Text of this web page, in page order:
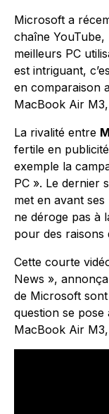
Microsoft a
chaîne YouTube,
meilleurs PC
est intriguant,
en comparaison
MacBook Air
La rivalité entre
fertile en
exemple la
PC ». Le dernier
met en avant
ne déroge pas à
pour des raisons
Cette courte
News »,
de Microsoft
question se
MacBook Air